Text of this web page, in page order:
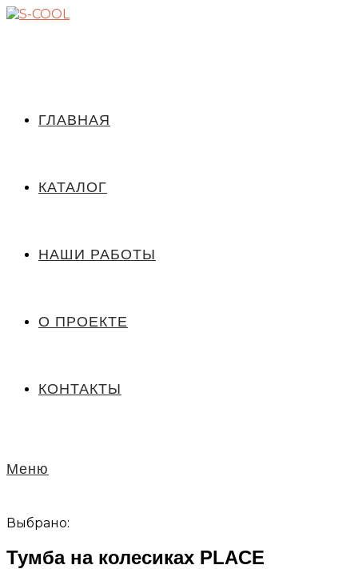
ГЛАВНАЯ
КАТАЛОГ
НАШИ РАБОТЫ
О ПРОЕКТЕ
КОНТАКТЫ
Меню
Выбрано:
Тумба на колесиках PLACE